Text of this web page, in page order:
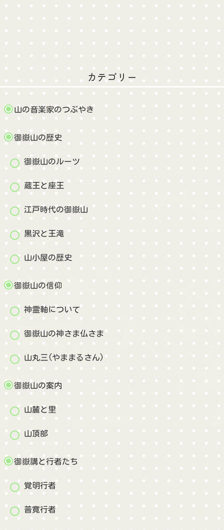
カテゴリー
山の音楽家のつぶやき
御嶽山の歴史
御嶽山のルーツ
蔵王と座王
江戸時代の御嶽山
黒沢と王滝
山小屋の歴史
御嶽山の信仰
神霊軸について
御嶽山の神さま仏さま
山丸三(やままるさん)
御嶽山の案内
山麓と里
山頂部
御嶽講と行者たち
覚明行者
普寛行者